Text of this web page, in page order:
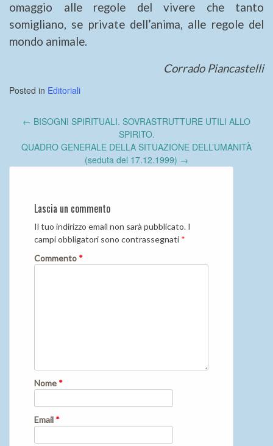
omaggio alle regole del vivere che tanto
somigliano, se private dell’anima, alle regole del
mondo animale.
Corrado Piancastelli
Posted in Editoriali
Post
← BISOGNI SPIRITUALI. SOVRASTRUTTURE UTILI ALLO
SPIRITO.
QUADRO GENERALE DELLA SITUAZIONE DELL’UMANITÀ
(seduta del 17.12.1999) →
Lascia un commento
Il tuo indirizzo email non sarà pubblicato. I
campi obbligatori sono contrassegnati *
Commento *
Nome *
Email *